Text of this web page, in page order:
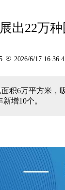
出22万
2026/6/17
积6万平方米，
增10个。